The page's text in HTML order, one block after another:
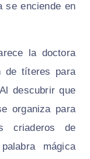
se enciende en
la doctora
de títeres para
descubrir que
organiza para
criaderos de
mágica